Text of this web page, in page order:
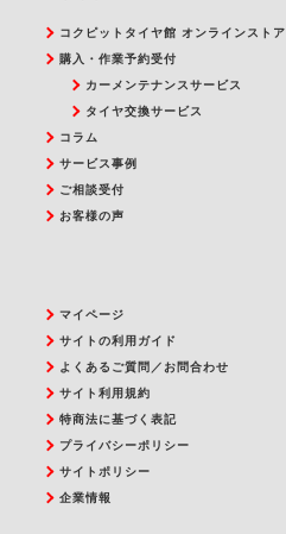
コクピットタイヤ館 オンラインストア
購入・作業予約受付
カーメンテナンスサービス
タイヤ交換サービス
コラム
サービス事例
ご相談受付
お客様の声
マイページ
サイトの利用ガイド
よくあるご質問／お問合わせ
サイト利用規約
特商法に基づく表記
プライバシーポリシー
サイトポリシー
企業情報